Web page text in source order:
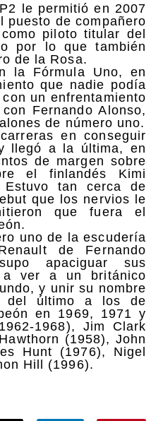
le permitió en 2007
puesto de compañero
piloto titular del
por lo que también
de la Rosa.
la Fórmula Uno, en
que nadie podía
un enfrentamiento
Fernando Alonso,
de número uno.
en conseguir
llegó a la última, en
de margen sobre
el finlandés Kimi
Estuvo tan cerca de
que los nervios le
que fuera el
uno de la escudería
de Fernando
apaciguar sus
a ver a un británico
y unir su nombre
del último a los de
en 1969, 1971 y
1968), Jim Clark
(1958), John
Hunt (1976), Nigel
Hill (1996).